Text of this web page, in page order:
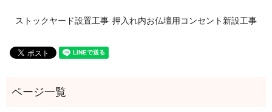
ストックヤード設置工事 押入れ内お仏壇用コンセント新設工事